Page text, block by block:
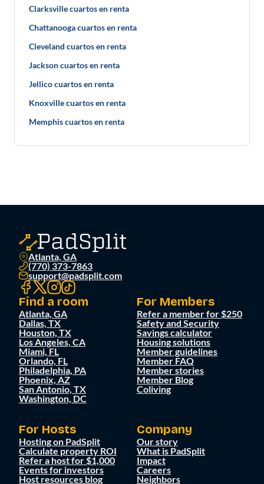
Clarksville cuartos en renta
Chattanooga cuartos en renta
Cleveland cuartos en renta
Jackson cuartos en renta
Jellico cuartos en renta
Knoxville cuartos en renta
Memphis cuartos en renta
Atlanta, GA
(770) 373-7863
support@padsplit.com
Find a room
Atlanta, GA
Dallas, TX
Houston, TX
Los Angeles, CA
Miami, FL
Orlando, FL
Philadelphia, PA
Phoenix, AZ
San Antonio, TX
Washington, DC
For Members
Refer a member for $250
Safety and Security
Savings calculator
Housing solutions
Member guidelines
Member FAQ
Member stories
Member Blog
Coliving
For Hosts
Hosting on PadSplit
Calculate property ROI
Refer a host for $1,000
Events for investors
Host resources blog
Company
Our story
What is PadSplit
Impact
Careers
Neighbors